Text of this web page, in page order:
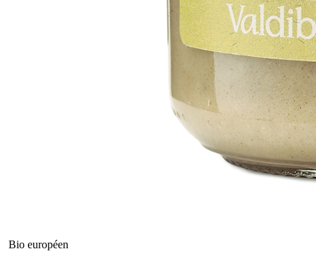
Bio européen